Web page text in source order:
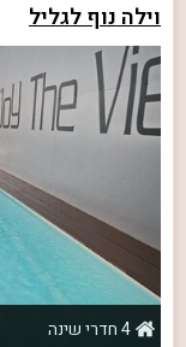
וילה נוף לגליל
4 חדרי שינה